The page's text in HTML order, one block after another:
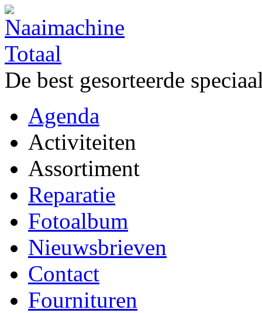
De best gesorteerde
Agenda
Activiteiten
Assortiment
Reparatie
Fotoalbum
Nieuwsbrieven
Contact
Fournituren